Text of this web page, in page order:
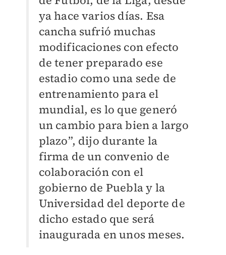
ya hace varios días. Esa
cancha sufrió muchas
modificaciones con efecto
de tener preparado ese
estadio como una sede de
entrenamiento para el
mundial, es lo que generó
un cambio para bien a largo
plazo”, dijo durante la
firma de un convenio de
colaboración con el
gobierno de Puebla y la
Universidad del deporte de
dicho estado que será
inaugurada en unos meses.